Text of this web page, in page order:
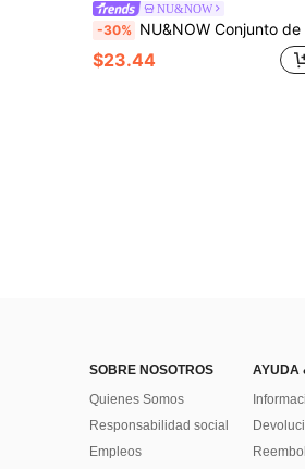
NU&NOW
-30% NU&NOW Conjunto de 2 piezas talla grande para mujer: Top corto con lazo ajustable y falda con abertura alta, de tejido de punto texturizado
$23.44
SOBRE NOSOTROS
Quienes Somos
Responsabilidad social
Empleos
AYUDA